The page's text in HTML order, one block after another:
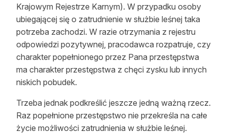
Krajowym Rejestrze Karnym). W przypadku osoby
ubiegającej się o zatrudnienie w służbie leśnej taka
potrzeba zachodzi. W razie otrzymania z rejestru
odpowiedzi pozytywnej, pracodawca rozpatruje, czy
charakter popełnionego przez Pana przestępstwa
ma charakter przestępstwa z chęci zysku lub innych
niskich pobudek.
Trzeba jednak podkreślić jeszcze jedną ważną rzecz.
Raz popełnione przestępstwo nie przekreśla na całe
życie możliwości zatrudnienia w służbie leśnej.